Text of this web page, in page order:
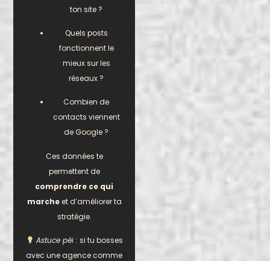
ton site ?
Quels posts
fonctionnent le
mieux sur les
réseaux ?
Combien de
contacts viennent
de Google ?
Ces données te
permettent de
comprendre ce qui
marcheet d’améliorer ta
stratégie.
Astuce péi : si tu bosses